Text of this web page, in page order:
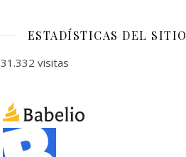
ESTADÍSTICAS DEL SITIO
31.332 visitas